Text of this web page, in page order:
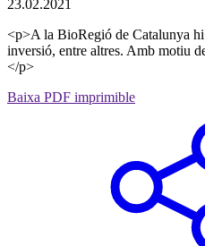
23.02.2021
<p>A la BioRegió de Catalunya hi
inversió, entre altres. Amb motiu
</p>
Baixa PDF imprimible